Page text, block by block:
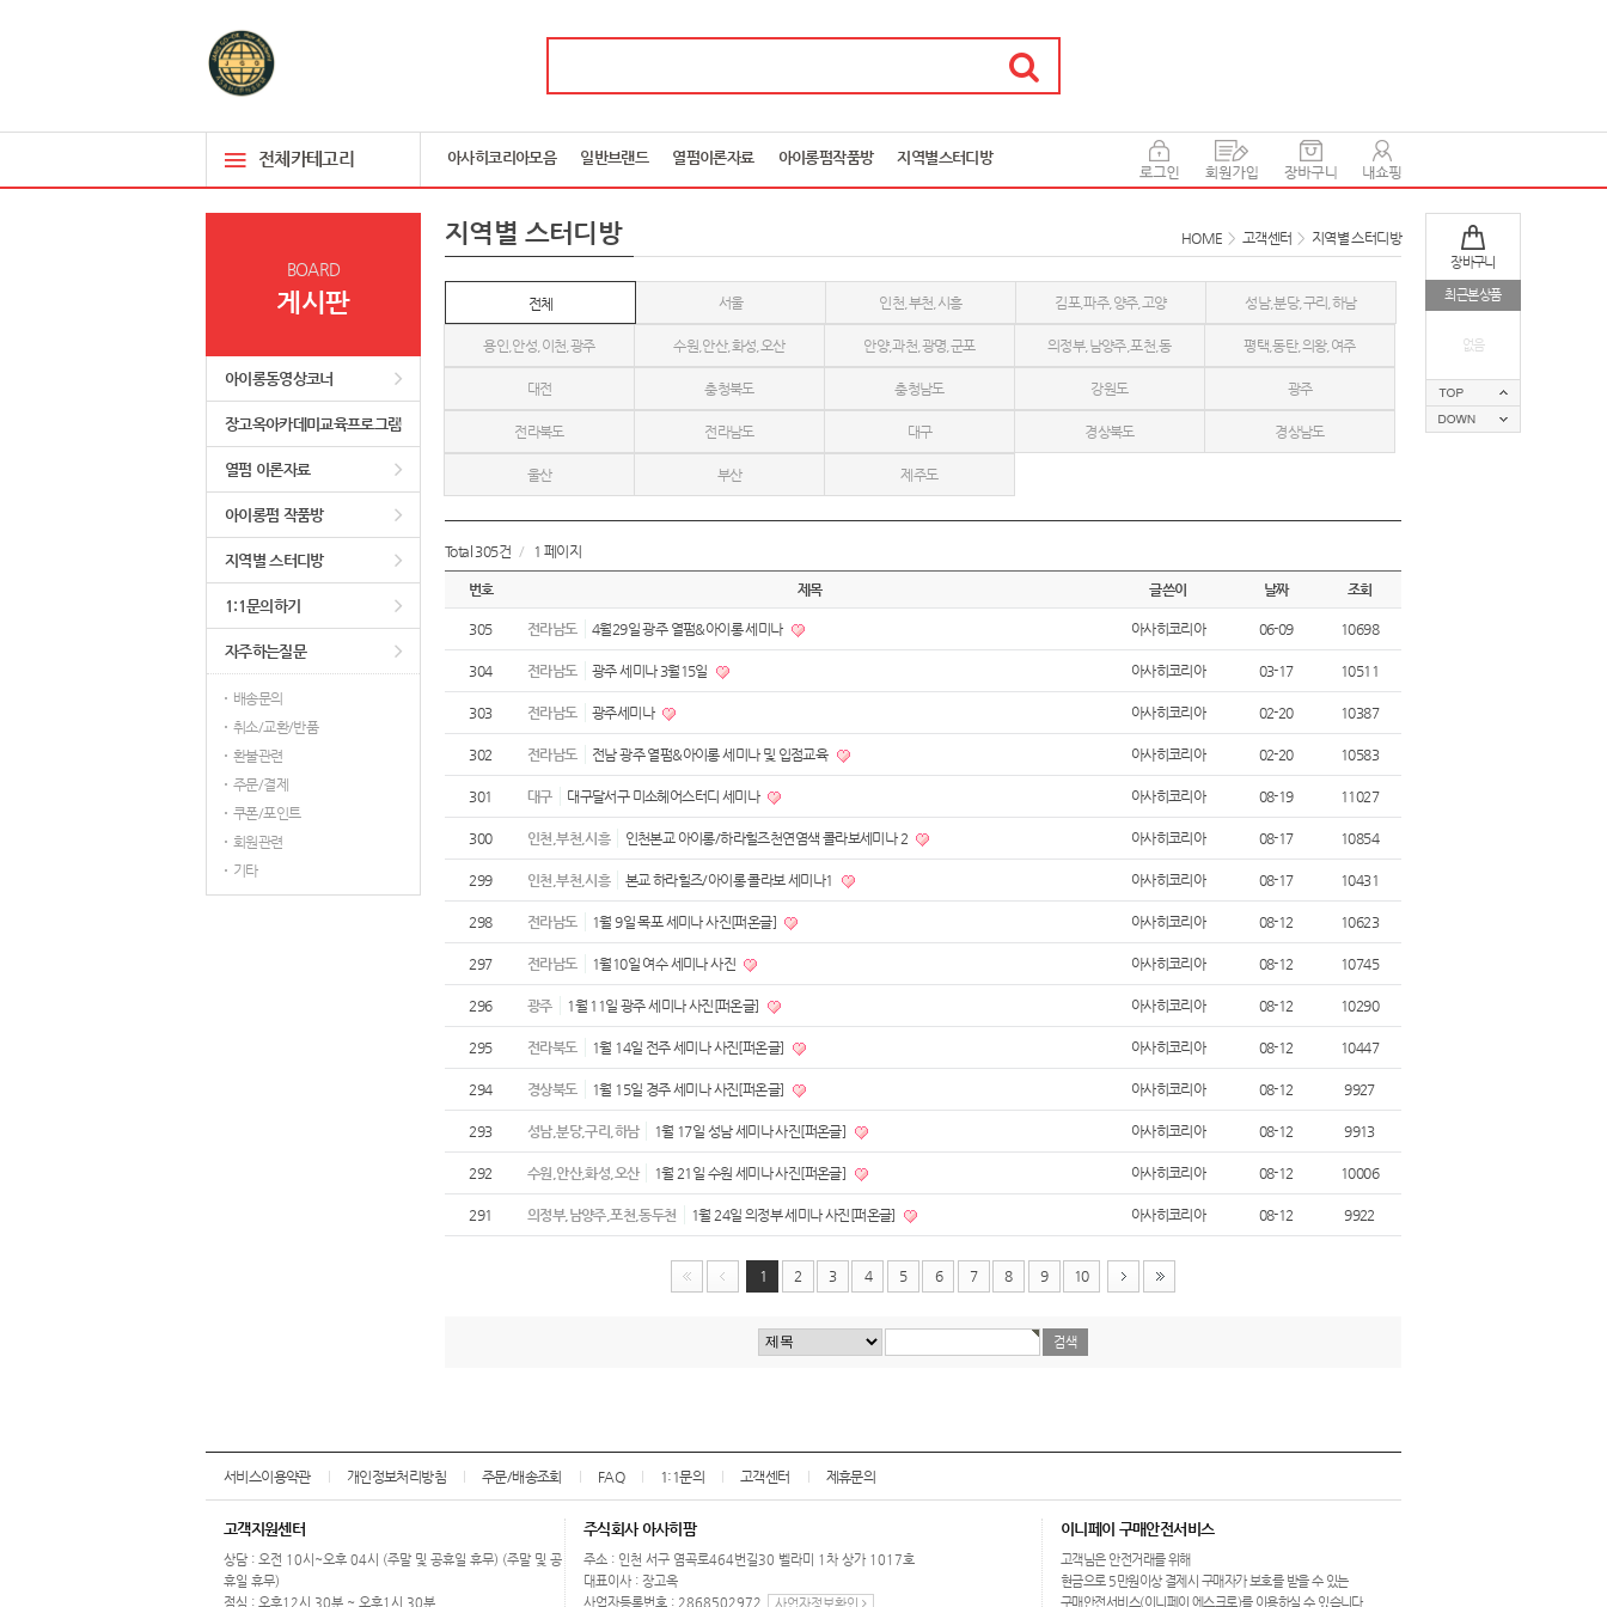
전체카테고리 아사히코리아모음 일반브랜드 열펌이론자료 아이롱펌작품방 지역별스터디방
장바구니
최근본상품
없음
BOARD
게시판
아이롱동영상코너
장고옥아카데미교육프로그램
열펌 이론자료
아이롱펌 작품방
지역별 스터디방
1:1문의하기
자주하는질문
배송문의
취소/교환/반품
환불관련
주문/결제
쿠폰/포인트
회원관련
기타
지역별 스터디방 HOME > 고객센터 > 지역별 스터디방
전체 서울 인천,부천,시흥 김포,파주,양주,고양 성남,분당,구리,하남
용인,안성,이천,광주 수원,안산,화성,오산 안양,과천,광명,군포 의정부,남양주,포천,동
두천
평택,동탄,의왕,여주
대전 충청북도 충청남도 강원도 광주
전라북도 전라남도 대구 경상북도 경상남도
울산 부산 제주도
Total 305건 / 1 페이지
번호 제목 글쓴이 날짜 조회
305 전라남도 4월29일 광주 열펌&아이롱 세미나 아사히코리아 06-09 10698
304 전라남도 광주 세미나 3월15일 아사히코리아 03-17 10511
303 전라남도 광주세미나 아사히코리아 02-20 10387
302 전라남도 전남 광주 열펌&아이롱 세미나 및 입점교육 아사히코리아 02-20 10583
301 대구 대구달서구 미소헤어스터디 세미나 아사히코리아 08-19 11027
300 인천,부천,시흥 인천본교 아이롱/하라힐즈천연염색 콜라보세미나 2 아사히코리아 08-17 10854
299 인천,부천,시흥 본교 하라힐즈/아이롱 콜라보 세미나1 아사히코리아 08-17 10431
298 전라남도 1월 9일 목포 세미나 사진[퍼온글] 아사히코리아 08-12 10623
297 전라남도 1월10일 여수 세미나 사진 아사히코리아 08-12 10745
296 광주 1월 11일 광주 세미나 사진[퍼온글] 아사히코리아 08-12 10290
295 전라북도 1월 14일 전주 세미나 사진[퍼온글] 아사히코리아 08-12 10447
294 경상북도 1월 15일 경주 세미나 사진[퍼온글] 아사히코리아 08-12 9927
293 성남,분당,구리,하남 1월 17일 성남 세미나 사진[퍼온글] 아사히코리아 08-12 9913
292 수원,안산,화성,오산 1월 21일 수원 세미나 사진[퍼온글] 아사히코리아 08-12 10006
291 의정부,남양주,포천,동두천 1월 24일 의정부 세미나 사진[퍼온글] 아사히코리아 08-12 9922
1 2 3 4 5 6 7 8 9 10
서비스이용약관 개인정보처리방침 주문/배송조회 FAQ 1:1문의 고객센터 제휴문의
고객지원센터
상담 : 오전 10시~오후 04시 (주말 및 공휴일 휴무) (주말 및 공
휴일 휴무)
점심 : 오후12시 30분 ~ 오후1시 30분
주식회사 아사히팜
주소 : 인천 서구 염곡로464번길30 벨라미 1차 상가 1017호
대표이사 : 장고옥
사업자등록번호 : 2868502972
사업자정보확인
이니페이 구매안전서비스
고객님은 안전거래를 위해
현금으로 5만원이상 결제시 구매자가 보호를 받을 수 있는
구매안전서비스(이니페이 에스크로)를 이용하실 수 있습니다.